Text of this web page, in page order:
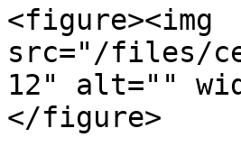
<figure><img
src="/files/
12" alt=""
</figure>